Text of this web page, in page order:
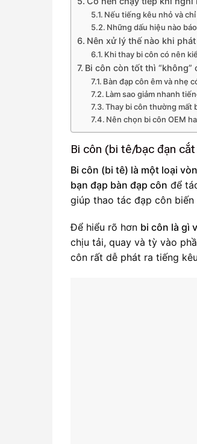
Nếu tiếng kêu nhỏ và
Những dấu hiệu nào
Nên xử lý thế nào khi
Khi thay bi côn có nên
Bi côn còn tốt thì
Bàn đạp côn êm và nhẹ
Làm sao giảm nhanh
Thay bi côn thường mất
Nên chọn bi côn OEM
Bi côn (bi tê/bạc đạn
Bi côn (bi tê) là một loại
bạn đạp bàn đạp côn để
giúp thao tác đạp côn biến
Để hiểu rõ hơn bi côn là gì
chịu tải, quay và tỳ vào
côn rất dễ phát ra tiếng